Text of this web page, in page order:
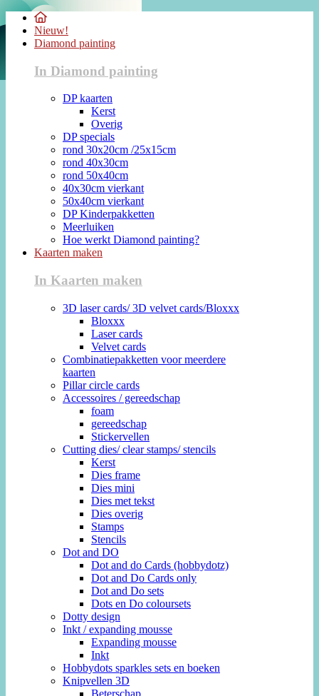
Nieuw!
Diamond painting
In Diamond painting
DP kaarten
Kerst
Overig
DP specials
rond 30x20cm /25x15cm
rond 40x30cm
rond 50x40cm
40x30cm vierkant
50x40cm vierkant
DP Kinderpakketten
Meerluiken
Hoe werkt Diamond painting?
Kaarten maken
In Kaarten maken
3D laser cards/ 3D velvet cards/Bloxxx
Bloxxx
Laser cards
Velvet cards
Combinatiepakketten voor meerdere
kaarten
Pillar circle cards
Accessoires / gereedschap
foam
gereedschap
Stickervellen
Cutting dies/ clear stamps/ stencils
Kerst
Dies frame
Dies mini
Dies met tekst
Dies overig
Stamps
Stencils
Dot and DO
Dot and do Cards (hobbydotz)
Dot and Do Cards only
Dot and Do sets
Dots en Do coloursets
Dotty design
Inkt / expanding mousse
Expanding mousse
Inkt
Hobbydots sparkles sets en boeken
Knipvellen 3D
Beterschap